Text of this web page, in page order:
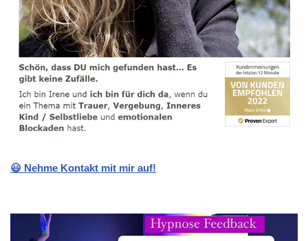
😃 Nehme Kontakt mit mir auf!